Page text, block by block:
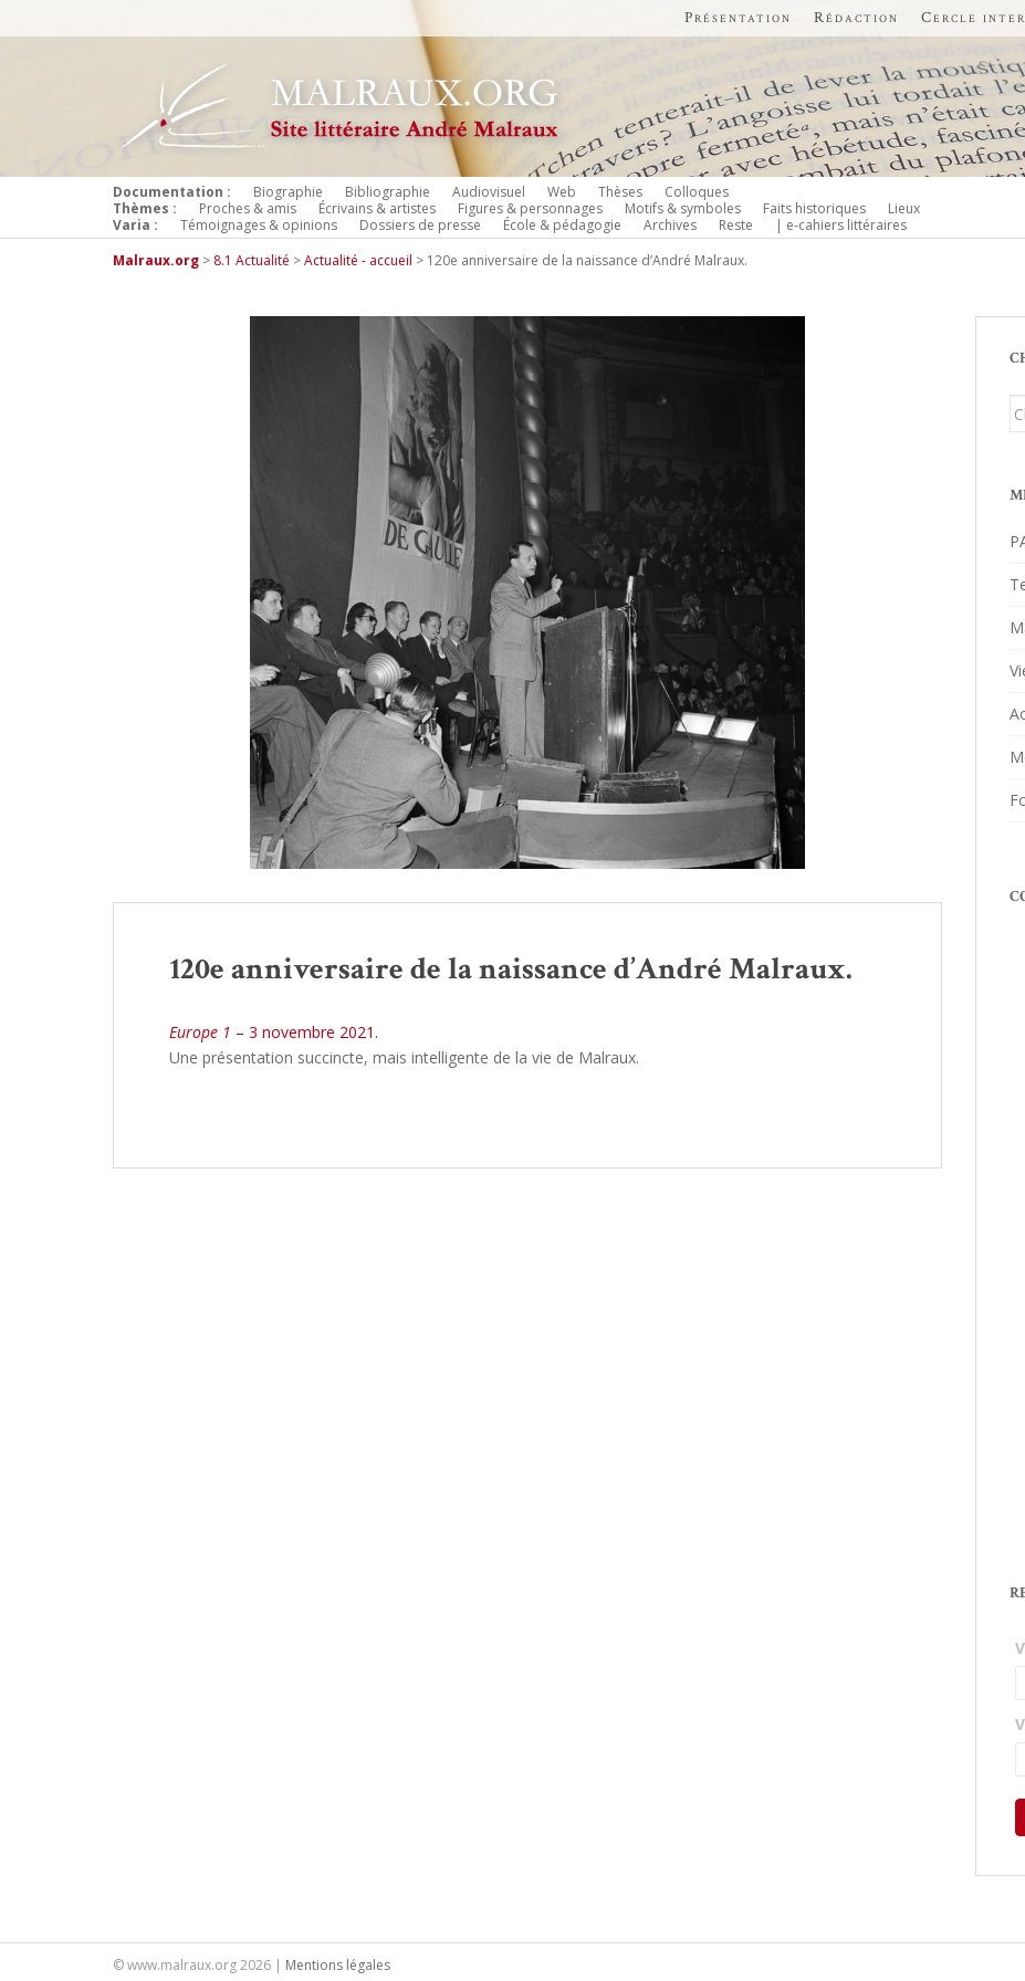
Présentation Rédaction Cercle
Documentation : Biographie Bibliographie Audiovisuel Web Thèses
Colloques
Thèmes :
Proches & amis Écrivains & artistes Figures & personnages Motifs & symboles Faits historiques
Lieux
Varia :
Témoignages & opinions Dossiers de presse École & pédagogie Archives Reste
| e-cahiers littéraires
Malraux.org > 8.1 Actualité >Actualité - accueil > 120e anniversaire de la naissance d’André Malraux.
120e anniversaire de la naissance d’André Malraux.
Europe 1 – 3 novembre 2021.
Une présentation succincte, mais intelligente de la vie de Malraux.
© www.malraux.org 2026 | Mentions légales